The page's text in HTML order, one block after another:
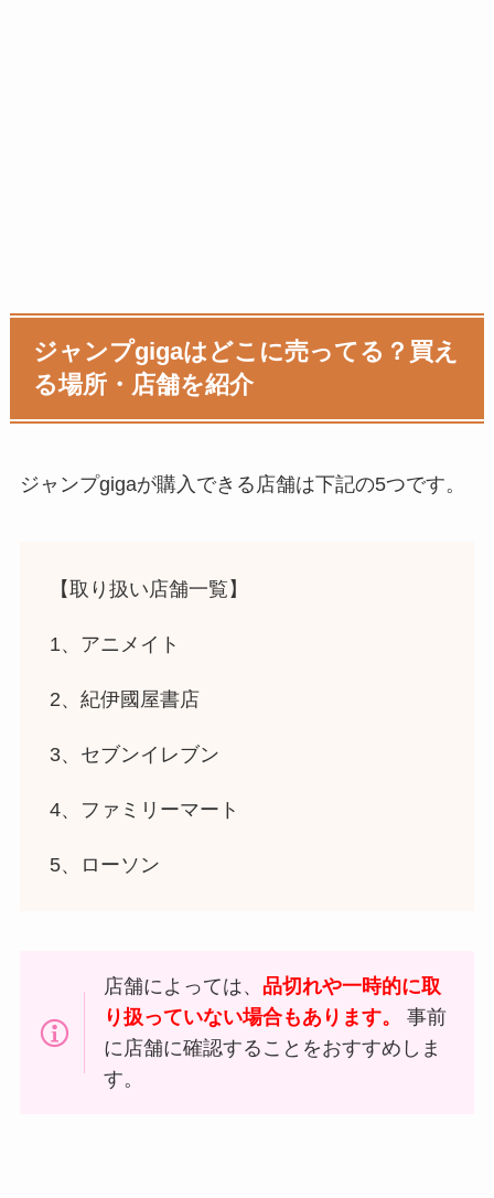
ジャンプgigaはどこに売ってる？買え
る場所・店舗を紹介
ジャンプgigaが購入できる店舗は下記の5つです。
【取り扱い店舗一覧】
1、アニメイト
2、紀伊國屋書店
3、セブンイレブン
4、ファミリーマート
5、ローソン
店舗によっては、 品切れや一時的に取
り扱っていない場合もあります。
事前
に店舗に確認することをおすすめしま
す。